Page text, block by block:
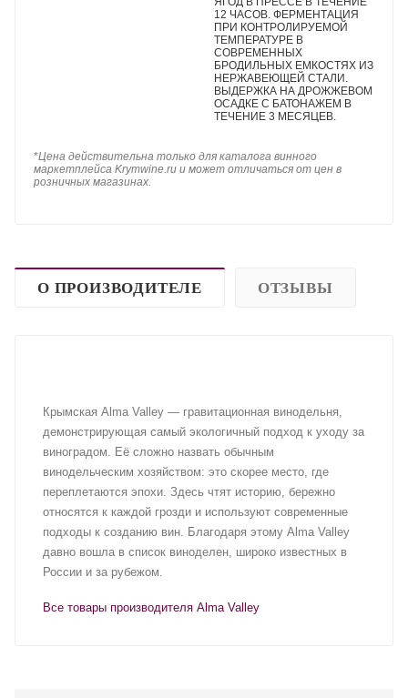
12 ЧАСОВ. ФЕРМЕНТАЦИЯ
ПРИ КОНТРОЛИРУЕМОЙ
ТЕМПЕРАТУРЕ В
СОВРЕМЕННЫХ
БРОДИЛЬНЫХ ЕМКОСТЯХ ИЗ
НЕРЖАВЕЮЩЕЙ СТАЛИ.
ВЫДЕРЖКА НА ДРОЖЖЕВОМ
ОСАДКЕ С БАТОНАЖЕМ В
ТЕЧЕНИЕ 3 МЕСЯЦЕВ.
*Цена действительна только для каталога винного
маркетплейса Krymwine.ru и может отличаться от цен в
розничных магазинах.
О ПРОИЗВОДИТЕЛЕ ОТЗЫВЫ
Крымская Alma Valley — гравитационная винодельня,
демонстрирующая самый экологичный подход к уходу за
виноградом. Её сложно назвать обычным
винодельческим хозяйством: это скорее место, где
переплетаются эпохи. Здесь чтят историю, бережно
относятся к каждой грозди и используют современные
подходы к созданию вин. Благодаря этому Alma Valley
давно вошла в список виноделен, широко известных в
России и за рубежом.
Все товары производителя Alma Valley